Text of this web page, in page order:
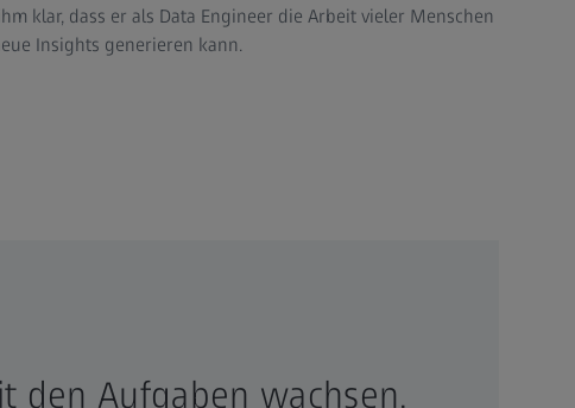
klar, dass er als Data Engineer die Arbeit vieler Menschen
Insights generieren kann.
den Aufgaben wachsen.